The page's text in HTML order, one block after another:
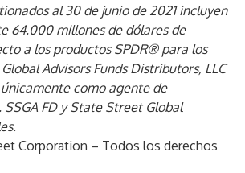
al 30 de junio de 2021 incluyen
64.000 millones de dólares de
a los productos SPDR® para los
Advisors Funds Distributors, LLC
únicamente como agente de
FD y State Street Global
Corporation – Todos los derechos